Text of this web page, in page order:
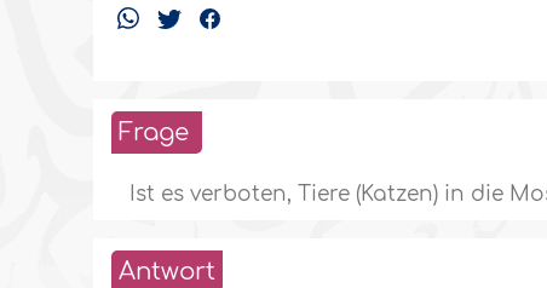
Frage
Ist es verboten, Tiere (Katzen) in die
Antwort